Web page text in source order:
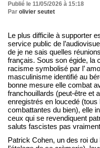
Publié le 11/05/2026 à 15:18
Par olivier seutet
Le plus difficile à supporter
service public de
de je ne sais quelles
français. Sous son égide, la
racisme symbolisé par l’
masculinisme identifié au
bonne mesure elle combat
franchouillards (peut-être et
enregistrés en loucedé
combattantes du bien), elle
ceux qui se revendiquent
saluts fascistes pas
Patrick Cohen, un des roi